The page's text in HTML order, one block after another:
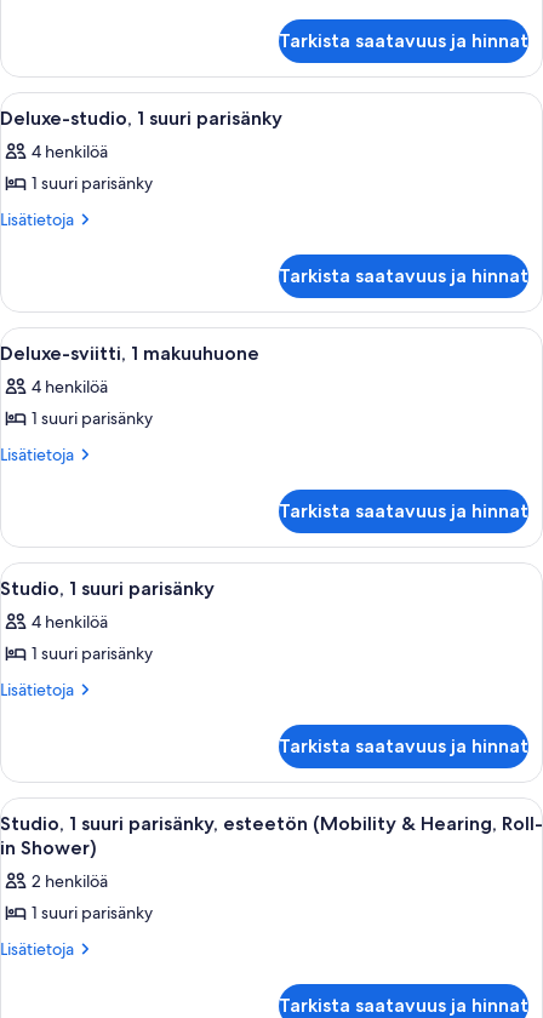
esteetön,
kylpyamme
(Mobility
&
Hearing)
kuvat
1
suuri
parisänky,
kylpyamme
(Mobility
Hearing)
Tarkista saatavuus ja hinnat
Avaa
kaikki
huonetyypin
Deluxe-
studio,
parisänky
kuvat
Hotellihuone, jossa on suuri sänky,
11
Deluxe-studio, 1 suuri parisänky
4 henkilöä
1 suuri parisänky
Lisätietoja
Lisätietoja
1
suuri
parisänky
Tarkista saatavuus ja hinnat
Avaa
kaikki
huonetyypin
Deluxe-
sviitti,
kuvat
Moderni hotellihuone, jossa on
13
Deluxe-sviitti, 1 makuuhuone
4 henkilöä
1 suuri parisänky
Lisätietoja
Lisätietoja
1
makuuhuone
Tarkista saatavuus ja hinnat
Avaa
kaikki
huonetyypin
Studio,
1
kuvat
Hotellihuone, jossa on suuri sänky,
12
Studio, 1 suuri parisänky
4 henkilöä
1 suuri parisänky
Lisätietoja
Lisätietoja
suuri
parisänky
Tarkista saatavuus ja hinnat
Avaa
kaikki
huonetyypin
Studio,
1
suuri
Hotellihuone, jossa on suuri sänky,
10
Studio, 1 suuri parisänky, esteetön (Mobility & Hearing, Roll-
in Shower)
2 henkilöä
1 suuri parisänky
Lisätietoja
Lisätietoja
Tarkista saatavuus ja hinnat